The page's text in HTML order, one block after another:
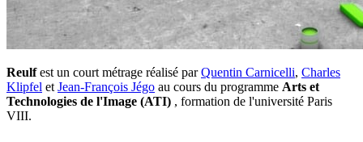
Reulfest un court métrage réalisé parQuentin Carnicelli, Charles
Klipfel et Jean-François Jégo au cours du programme Arts et
Technologies de l'Image (ATI) , formation de l'université Paris
VIII.